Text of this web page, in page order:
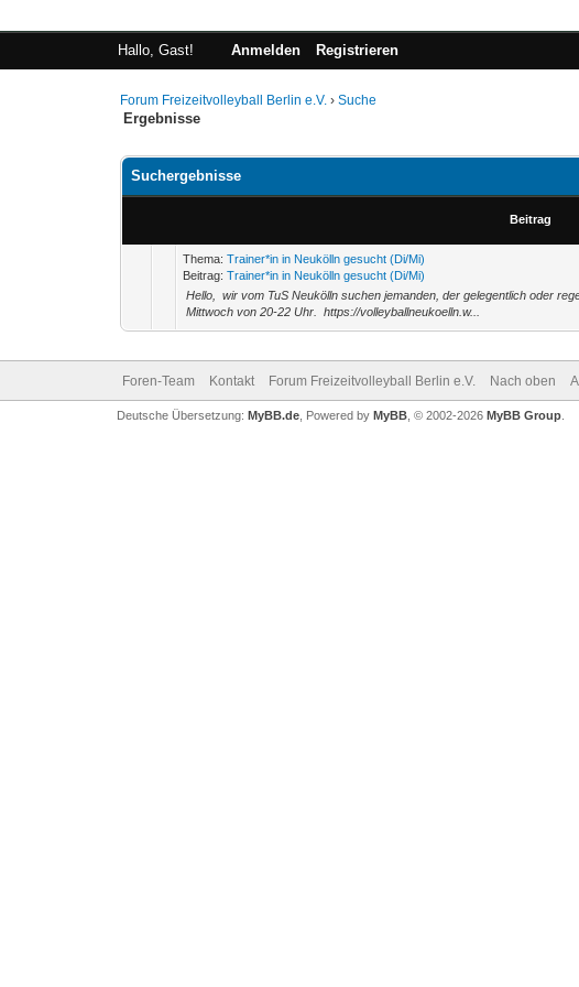
Hallo, Gast! Anmelden Registrieren
Forum Freizeitvolleyball Berlin e.V. ›Suche
Ergebnisse
Suchergebnisse
Beitrag
Thema:Trainer*in in Neukölln gesucht (Di/Mi)
Beitrag:Trainer*in in Neukölln gesucht (Di/Mi)
Hello, wir vom TuS Neukölln suchen jemanden, der gelegentlich oder
Mittwoch von 20-22 Uhr. https://volleyballneukoelln.w...
Foren-Team Kontakt Forum Freizeitvolleyball Berlin e.V. Nach oben
Deutsche Übersetzung: MyBB.de, Powered by MyBB, © 2002-2026 MyBB Group.